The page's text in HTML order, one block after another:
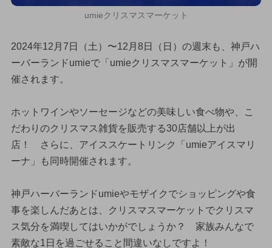
umieクリスマスマーケット
2024年12月7日（土）〜12月8日（日）の週末も、神戸ハ
ーバーランドumieで「umieクリスマスマーケット」が開
催されます。
ホットワインやソーセージなどの美味しい食べ物や、こ
だわりのクリスマス雑貨を販売する30店舗以上が出
店！ さらに、アイススケートリンク「umieアイスマリ
ーナ」も同時開催されます。
神戸ハーバーランドumieやモザイクでショッピングや食
事を楽しんだあとは、クリスマスマーケットでクリスマ
ス気分を満喫してはいかがでしょうか？ 家族みんなで
素敵な1日を過ごせること間違いなしですよ！